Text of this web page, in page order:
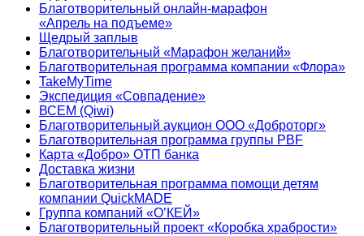
Благотворительный онлайн‑марафон
«Апрель на подъеме»
Щедрый заплыв
Благотворительный «Марафон желаний»
Благотворительная программа компании «Флора»
TakeMyTime
Экспедиция «Совпадение»
ВСЕМ (Qiwi)
Благотворительный аукцион ООО «Доброторг»
Благотворительная программа группы PBF
Карта «Добро» ОТП банка
Доставка жизни
Благотворительная программа помощи детям
компании QuickMADE
Группа компаний «О’КЕЙ»
Благотворительный проект «Коробка храбрости»